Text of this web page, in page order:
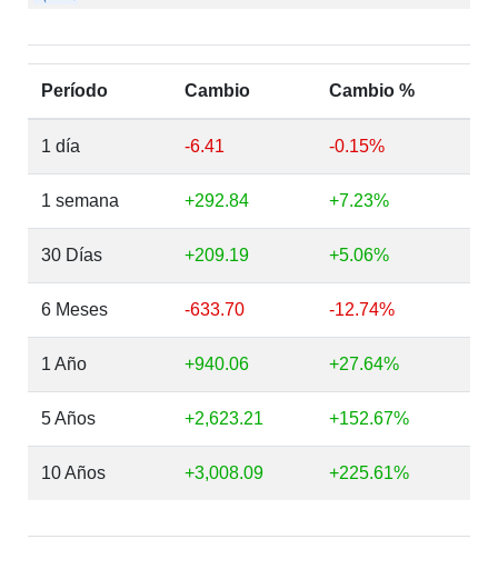
Período Cambio Cambio %
1 día -6.41 -0.15%
1 semana +292.84 +7.23%
30 Días +209.19 +5.06%
6 Meses -633.70 -12.74%
1 Año +940.06 +27.64%
5 Años +2,623.21 +152.67%
10 Años +3,008.09 +225.61%